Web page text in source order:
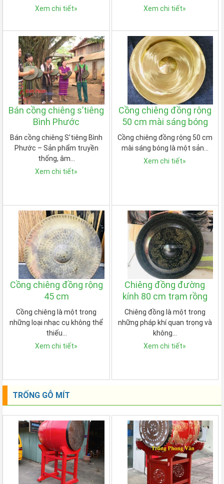
Xem chi tiết» Xem chi tiết»
Bán cồng chiêng s’tiêng
Bình Phước
Bán cồng chiêng S’tiêng Bình
Phước – Sản phẩm truyền
thống, âm…
Xem chi tiết»
Cồng chiêng đồng rộng
50 cm mài sáng bóng
Cồng chiêng đồng rộng 50 cm
mài sáng bóng là một sản…
Xem chi tiết»
Cồng chiêng đồng rộng
45 cm
Cồng chiêng là một trong
những loại nhạc cụ không thể
thiếu…
Xem chi tiết»
Chiêng đồng đường
kính 80 cm trạm rồng
Chiêng đồng là một trong
những pháp khí quan trọng và
không…
Xem chi tiết»
TRỐNG GỖ MÍT